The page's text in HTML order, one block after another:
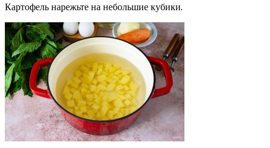
Картофель нарежьте на небольшие кубики.